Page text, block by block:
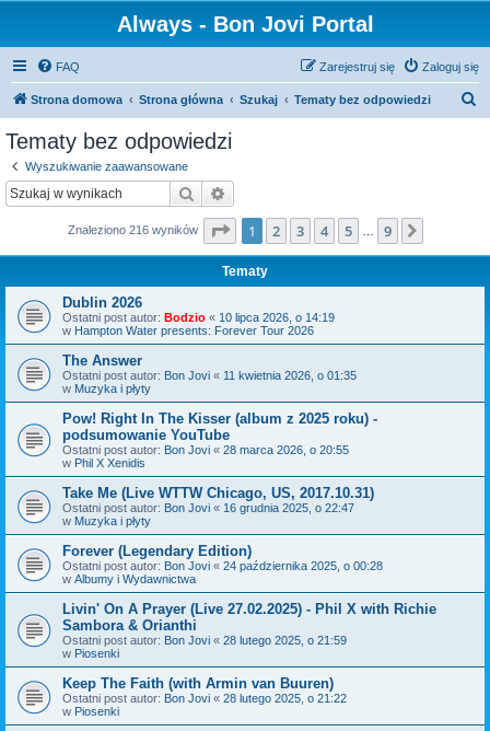
Always - Bon Jovi Portal
FAQ Zaloguj się
Zarejestruj się
Strona domowa Strona główna Szukaj Tematy bez odpowiedzi
Tematy bez odpowiedzi
Wyszukiwanie zaawansowane
Szukaj
Znaleziono 216 wyników Strona1 z9
1 2 3 4 5 9
Tematy
Dublin 2026
Ostatni post autor: Bodzio « 10 lipca 2026, o 14:19
w Hampton Water presents: Forever Tour 2026
The Answer
Ostatni post autor: Bon Jovi « 11 kwietnia 2026, o 01:35
w Muzyka i płyty
Pow! Right In The Kisser (album z 2025 roku) -
podsumowanie YouTube
Ostatni post autor: Bon Jovi « 28 marca 2026, o 20:55
w Phil X Xenidis
Take Me (Live WTTW Chicago, US, 2017.10.31)
Ostatni post autor: Bon Jovi « 16 grudnia 2025, o 22:47
w Muzyka i płyty
Forever (Legendary Edition)
Ostatni post autor: Bon Jovi « 24 października 2025, o 00:28
w Albumy i Wydawnictwa
Livin' On A Prayer (Live 27.02.2025) - Phil X with Richie
Sambora & Orianthi
Ostatni post autor: Bon Jovi « 28 lutego 2025, o 21:59
w Piosenki
Keep The Faith (with Armin van Buuren)
Ostatni post autor: Bon Jovi « 28 lutego 2025, o 21:22
w Piosenki